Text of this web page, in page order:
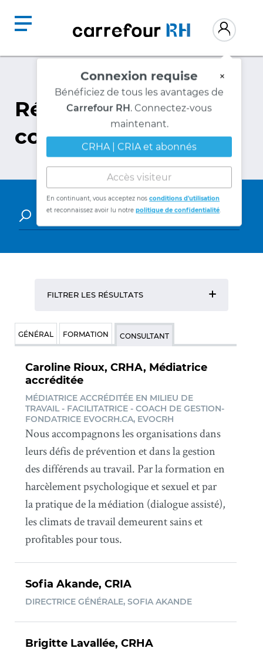
Connexion requise ×
Bénéficiez de tous les avantages de
Carrefour RH . Connectez-vous
maintenant.
CRHA | CRIA et abonnés
Accès visiteur
En continuant, vous acceptez nosconditions d'utilisation
et reconnaissez avoir lu notrepolitique de confidentialité
Répertoire des
consultants
FILTRER LES RÉSULTATS
GÉNÉRAL FORMATION CONSULTANT
Caroline Rioux, CRHA, Médiatrice
accréditée
MÉDIATRICE ACCRÉDITÉE EN MILIEU DE
TRAVAIL - FACILITATRICE - COACH DE GESTION-
FONDATRICE EVOCRH.CA, EVOCRH
Nous accompagnons les organisations dans
leurs défis de prévention et dans la gestion
des différends au travail. Par la formation en
harcèlement psychologique et sexuel et par
la pratique de la médiation (dialogue assisté),
les climats de travail demeurent sains et
profitables pour tous.
Sofia Akande, CRIA
DIRECTRICE GÉNÉRALE, SOFIA AKANDE
Brigitte Lavallée, CRHA